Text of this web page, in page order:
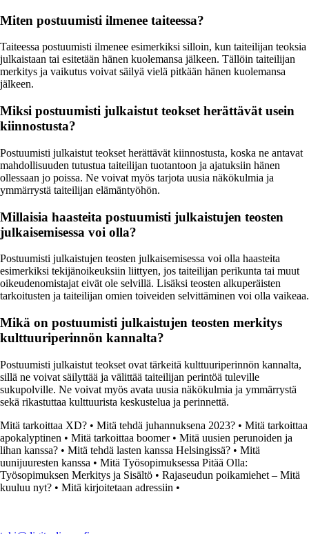
Miten postuumisti ilmenee taiteessa?
Taiteessa postuumisti ilmenee esimerkiksi silloin, kun taiteilijan teoksia
julkaistaan tai esitetään hänen kuolemansa jälkeen. Tällöin taiteilijan
merkitys ja vaikutus voivat säilyä vielä pitkään hänen kuolemansa
jälkeen.
Miksi postuumisti julkaistut teokset herättävät usein
kiinnostusta?
Postuumisti julkaistut teokset herättävät kiinnostusta, koska ne antavat
mahdollisuuden tutustua taiteilijan tuotantoon ja ajatuksiin hänen
ollessaan jo poissa. Ne voivat myös tarjota uusia näkökulmia ja
ymmärrystä taiteilijan elämäntyöhön.
Millaisia haasteita postuumisti julkaistujen teosten
julkaisemisessa voi olla?
Postuumisti julkaistujen teosten julkaisemisessa voi olla haasteita
esimerkiksi tekijänoikeuksiin liittyen, jos taiteilijan perikunta tai muut
oikeudenomistajat eivät ole selvillä. Lisäksi teosten alkuperäisten
tarkoitusten ja taiteilijan omien toiveiden selvittäminen voi olla vaikeaa.
Mikä on postuumisti julkaistujen teosten merkitys
kulttuuriperinnön kannalta?
Postuumisti julkaistut teokset ovat tärkeitä kulttuuriperinnön kannalta,
sillä ne voivat säilyttää ja välittää taiteilijan perintöä tuleville
sukupolville. Ne voivat myös avata uusia näkökulmia ja ymmärrystä
sekä rikastuttaa kulttuurista keskustelua ja perinnettä.
Mitä tarkoittaa XD? • Mitä tehdä juhannuksena 2023? • Mitä tarkoittaa
apokalyptinen • Mitä tarkoittaa boomer• Mitä uusien perunoiden ja
lihan kanssa? • Mitä tehdä lasten kanssa Helsingissä? • Mitä
uunijuuresten kanssa • Mitä Työsopimuksessa Pitää Olla:
Työsopimuksen Merkitys ja Sisältö • Rajaseudun poikamiehet – Mitä
kuuluu nyt? • Mitä kirjoitetaan adressiin •